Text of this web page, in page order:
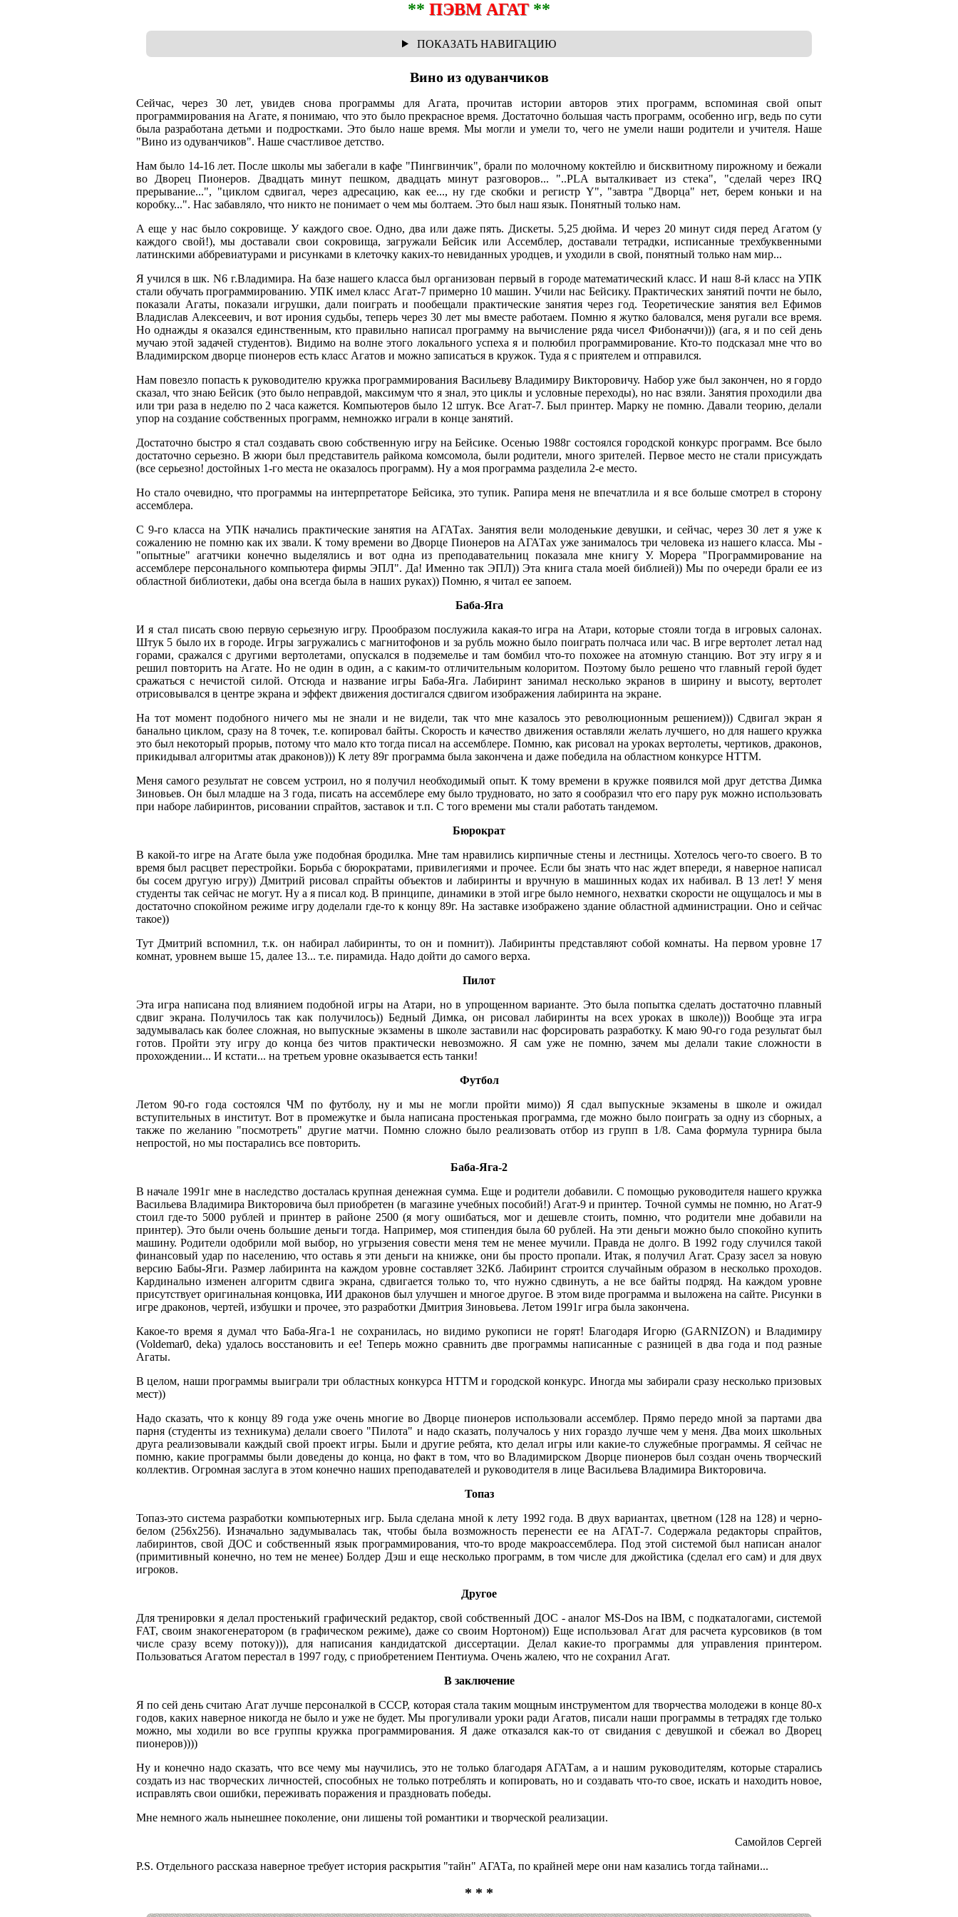
** ПЭВМ АГАТ**
Вино из одуванчиков
Сейчас, через 30 лет, увидев снова программы для Агата, прочитав истории авторов этих программ, вспоминая свой опыт
программирования на Агате, я понимаю, что это было прекрасное время. Достаточно большая часть программ, особенно игр, ведь по сути
была разработана детьми и подростками. Это было наше время. Мы могли и умели то, чего не умели наши родители и учителя. Наше
"Вино из одуванчиков". Наше счастливое детство.
Нам было 14-16 лет. После школы мы забегали в кафе "Пингвинчик", брали по молочному коктейлю и бисквитному пирожному и бежали
во Дворец Пионеров. Двадцать минут пешком, двадцать минут разговоров... "..PLA выталкивает из стека", "сделай через IRQ
прерывание...", "циклом сдвигал, через адресацию, как ее..., ну где скобки и регистр Y", "завтра "Дворца" нет, берем коньки и на
коробку...". Нас забавляло, что никто не понимает о чем мы болтаем. Это был наш язык. Понятный только нам.
А еще у нас было сокровище. У каждого свое. Одно, два или даже пять. Дискеты. 5,25 дюйма. И через 20 минут сидя перед Агатом (у
каждого свой!), мы доставали свои сокровища, загружали Бейсик или Ассемблер, доставали тетрадки, исписанные трехбуквенными
латинскими аббревиатурами и рисунками в клеточку каких-то невиданных уродцев, и уходили в свой, понятный только нам мир...
Я учился в шк. N6 г.Владимира. На базе нашего класса был организован первый в городе математический класс. И наш 8-й класс на УПК
стали обучать программированию. УПК имел класс Агат-7 примерно 10 машин. Учили нас Бейсику. Практических занятий почти не было,
показали Агаты, показали игрушки, дали поиграть и пообещали практические занятия через год. Теоретические занятия вел Ефимов
Владислав Алексеевич, и вот ирония судьбы, теперь через 30 лет мы вместе работаем. Помню я жутко баловался, меня ругали все время.
Но однажды я оказался единственным, кто правильно написал программу на вычисление ряда чисел Фибоначчи))) (ага, я и по сей день
мучаю этой задачей студентов). Видимо на волне этого локального успеха я и полюбил программирование. Кто-то подсказал мне что во
Владимирском дворце пионеров есть класс Агатов и можно записаться в кружок. Туда я с приятелем и отправился.
Нам повезло попасть к руководителю кружка программирования Васильеву Владимиру Викторовичу. Набор уже был закончен, но я гордо
сказал, что знаю Бейсик (это было неправдой, максимум что я знал, это циклы и условные переходы), но нас взяли. Занятия проходили два
или три раза в неделю по 2 часа кажется. Компьютеров было 12 штук. Все Агат-7. Был принтер. Марку не помню. Давали теорию, делали
упор на создание собственных программ, немножко играли в конце занятий.
Достаточно быстро я стал создавать свою собственную игру на Бейсике. Осенью 1988г состоялся городской конкурс программ. Все было
достаточно серьезно. В жюри был представитель райкома комсомола, были родители, много зрителей. Первое место не стали присуждать
(все серьезно! достойных 1-го места не оказалось программ). Ну а моя программа разделила 2-е место.
Но стало очевидно, что программы на интерпретаторе Бейсика, это тупик. Рапира меня не впечатлила и я все больше смотрел в сторону
ассемблера.
С 9-го класса на УПК начались практические занятия на АГАТах. Занятия вели молоденькие девушки, и сейчас, через 30 лет я уже к
сожалению не помню как их звали. К тому времени во Дворце Пионеров на АГАТах уже занималось три человека из нашего класса. Мы -
"опытные" агатчики конечно выделялись и вот одна из преподавательниц показала мне книгу У. Морера "Программирование на
ассемблере персонального компьютера фирмы ЭПЛ". Да! Именно так ЭПЛ)) Эта книга стала моей библией)) Мы по очереди брали ее из
областной библиотеки, дабы она всегда была в наших руках)) Помню, я читал ее запоем.
Баба-Яга
И я стал писать свою первую серьезную игру. Прообразом послужила какая-то игра на Атари, которые стояли тогда в игровых салонах.
Штук 5 было их в городе. Игры загружались с магнитофонов и за рубль можно было поиграть полчаса или час. В игре вертолет летал над
горами, сражался с другими вертолетами, опускался в подземелье и там бомбил что-то похожее на атомную станцию. Вот эту игру я и
решил повторить на Агате. Но не один в один, а с каким-то отличительным колоритом. Поэтому было решено что главный герой будет
сражаться с нечистой силой. Отсюда и название игры Баба-Яга. Лабиринт занимал несколько экранов в ширину и высоту, вертолет
отрисовывался в центре экрана и эффект движения достигался сдвигом изображения лабиринта на экране.
На тот момент подобного ничего мы не знали и не видели, так что мне казалось это революционным решением))) Сдвигал экран я
банально циклом, сразу на 8 точек, т.е. копировал байты. Скорость и качество движения оставляли желать лучшего, но для нашего кружка
это был некоторый прорыв, потому что мало кто тогда писал на ассемблере. Помню, как рисовал на уроках вертолеты, чертиков, драконов,
прикидывал алгоритмы атак драконов))) К лету 89г программа была закончена и даже победила на областном конкурсе НТТМ.
Меня самого результат не совсем устроил, но я получил необходимый опыт. К тому времени в кружке появился мой друг детства Димка
Зиновьев. Он был младше на 3 года, писать на ассемблере ему было трудновато, но зато я сообразил что его пару рук можно использовать
при наборе лабиринтов, рисовании спрайтов, заставок и т.п. С того времени мы стали работать тандемом.
Бюрократ
В какой-то игре на Агате была уже подобная бродилка. Мне там нравились кирпичные стены и лестницы. Хотелось чего-то своего. В то
время был расцвет перестройки. Борьба с бюрократами, привилегиями и прочее. Если бы знать что нас ждет впереди, я наверное написал
бы сосем другую игру)) Дмитрий рисовал спрайты объектов и лабиринты и вручную в машинных кодах их набивал. В 13 лет! У меня
студенты так сейчас не могут. Ну а я писал код. В принципе, динамики в этой игре было немного, нехватки скорости не ощущалось и мы в
достаточно спокойном режиме игру доделали где-то к концу 89г. На заставке изображено здание областной администрации. Оно и сейчас
такое))
Тут Дмитрий вспомнил, т.к. он набирал лабиринты, то он и помнит)). Лабиринты представляют собой комнаты. На первом уровне 17
комнат, уровнем выше 15, далее 13... т.е. пирамида. Надо дойти до самого верха.
Пилот
Эта игра написана под влиянием подобной игры на Атари, но в упрощенном варианте. Это была попытка сделать достаточно плавный
сдвиг экрана. Получилось так как получилось)) Бедный Димка, он рисовал лабиринты на всех уроках в школе))) Вообще эта игра
задумывалась как более сложная, но выпускные экзамены в школе заставили нас форсировать разработку. К маю 90-го года результат был
готов. Пройти эту игру до конца без читов практически невозможно. Я сам уже не помню, зачем мы делали такие сложности в
прохождении... И кстати... на третьем уровне оказывается есть танки!
Футбол
Летом 90-го года состоялся ЧМ по футболу, ну и мы не могли пройти мимо)) Я сдал выпускные экзамены в школе и ожидал
вступительных в институт. Вот в промежутке и была написана простенькая программа, где можно было поиграть за одну из сборных, а
также по желанию "посмотреть" другие матчи. Помню сложно было реализовать отбор из групп в 1/8. Сама формула турнира была
непростой, но мы постарались все повторить.
Баба-Яга-2
В начале 1991г мне в наследство досталась крупная денежная сумма. Еще и родители добавили. С помощью руководителя нашего кружка
Васильева Владимира Викторовича был приобретен (в магазине учебных пособий!) Агат-9 и принтер. Точной суммы не помню, но Агат-9
стоил где-то 5000 рублей и принтер в районе 2500 (я могу ошибаться, мог и дешевле стоить, помню, что родители мне добавили на
принтер). Это были очень большие деньги тогда. Например, моя стипендия была 60 рублей. На эти деньги можно было спокойно купить
машину. Родители одобрили мой выбор, но угрызения совести меня тем не менее мучили. Правда не долго. В 1992 году случился такой
финансовый удар по населению, что оставь я эти деньги на книжке, они бы просто пропали. Итак, я получил Агат. Сразу засел за новую
версию Бабы-Яги. Размер лабиринта на каждом уровне составляет 32Кб. Лабиринт строится случайным образом в несколько проходов.
Кардинально изменен алгоритм сдвига экрана, сдвигается только то, что нужно сдвинуть, а не все байты подряд. На каждом уровне
присутствует оригинальная концовка, ИИ драконов был улучшен и многое другое. В этом виде программа и выложена на сайте. Рисунки в
игре драконов, чертей, избушки и прочее, это разработки Дмитрия Зиновьева. Летом 1991г игра была закончена.
Какое-то время я думал что Баба-Яга-1 не сохранилась, но видимо рукописи не горят! Благодаря Игорю (GARNIZON) и Владимиру
(Voldemar0, deka) удалось восстановить и ее! Теперь можно сравнить две программы написанные с разницей в два года и под разные
Агаты.
В целом, наши программы выиграли три областных конкурса НТТМ и городской конкурс. Иногда мы забирали сразу несколько призовых
мест))
Надо сказать, что к концу 89 года уже очень многие во Дворце пионеров использовали ассемблер. Прямо передо мной за партами два
парня (студенты из техникума) делали своего "Пилота" и надо сказать, получалось у них гораздо лучше чем у меня. Два моих школьных
друга реализовывали каждый свой проект игры. Были и другие ребята, кто делал игры или какие-то служебные программы. Я сейчас не
помню, какие программы были доведены до конца, но факт в том, что во Владимирском Дворце пионеров был создан очень творческий
коллектив. Огромная заслуга в этом конечно наших преподавателей и руководителя в лице Васильева Владимира Викторовича.
Топаз
Топаз-это система разработки компьютерных игр. Была сделана мной к лету 1992 года. В двух вариантах, цветном (128 на 128) и черно-
белом (256х256). Изначально задумывалась так, чтобы была возможность перенести ее на АГАТ-7. Содержала редакторы спрайтов,
лабиринтов, свой ДОС и собственный язык программирования, что-то вроде макроассемблера. Под этой системой был написан аналог
(примитивный конечно, но тем не менее) Болдер Дэш и еще несколько программ, в том числе для джойстика (сделал его сам) и для двух
игроков.
Другое
Для тренировки я делал простенький графический редактор, свой собственный ДОС - аналог MS-Dos на IBM, с подкаталогами, системой
FAT, своим знакогенератором (в графическом режиме), даже со своим Нортоном)) Еще использовал Агат для расчета курсовиков (в том
числе сразу всему потоку))), для написания кандидатской диссертации. Делал какие-то программы для управления принтером.
Пользоваться Агатом перестал в 1997 году, с приобретением Пентиума. Очень жалею, что не сохранил Агат.
В заключение
Я по сей день считаю Агат лучше персоналкой в СССР, которая стала таким мощным инструментом для творчества молодежи в конце 80-х
годов, каких наверное никогда не было и уже не будет. Мы прогуливали уроки ради Агатов, писали наши программы в тетрадях где только
можно, мы ходили во все группы кружка программирования. Я даже отказался как-то от свидания с девушкой и сбежал во Дворец
пионеров))))
Ну и конечно надо сказать, что все чему мы научились, это не только благодаря АГАТам, а и нашим руководителям, которые старались
создать из нас творческих личностей, способных не только потреблять и копировать, но и создавать что-то свое, искать и находить новое,
исправлять свои ошибки, переживать поражения и праздновать победы.
Мне немного жаль нынешнее поколение, они лишены той романтики и творческой реализации.
Самойлов Сергей
P.S. Отдельного рассказа наверное требует история раскрытия "тайн" АГАТа, по крайней мере они нам казались тогда тайнами...
* * *